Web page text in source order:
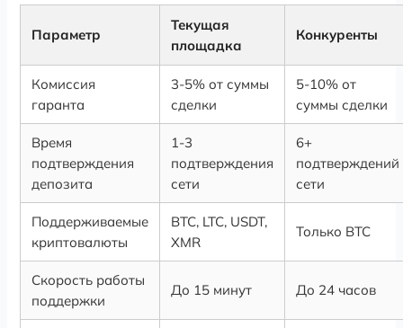
Параметр
Текущая
площадка
Конкуренты
Комиссия
гаранта
3-5% от суммы
сделки
5-10% от
суммы сделки
Время
подтверждения
депозита
1-3
подтверждения
сети
6+
подтверждений
сети
Поддерживаемые
криптовалюты
BTC, LTC, USDT,
XMR
Только BTC
Скорость работы
поддержки
До 15 минут До 24 часов